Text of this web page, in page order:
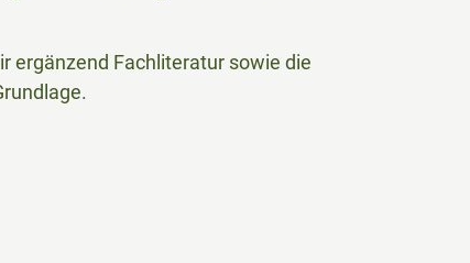
ergänzend Fachliteratur sowie die